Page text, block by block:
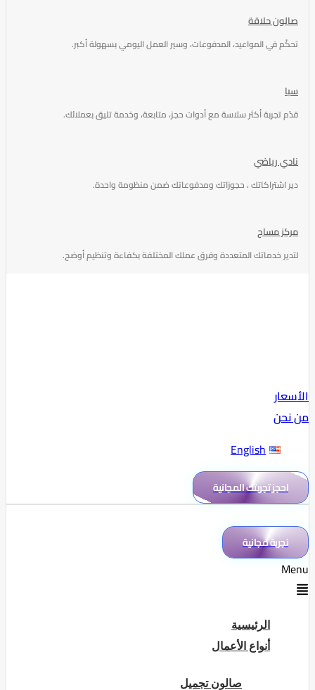
صالون حلاقة
تحكّم في المواعيد، المدفوعات، وسير العمل اليومي بسهولة أكبر.
سبا
قدّم تجربة أكثر سلاسة مع أدوات حجز، متابعة، وخدمة تليق بعملائك.
نادي رياضي
دير اشتراكاتك ، حجوزاتك ومدفوعاتك ضمن منظومة واحدة.
مركز مساج
لتدير خدماتك المتعددة وفرق عملك المختلفة بكفاءة وتنظيم أوضح.
الأسعار
من نحن
English
احجز تجربتك المجانية
تجربة مجانية
Menu
الرئيسية
أنواع الأعمال
صالون تجميل